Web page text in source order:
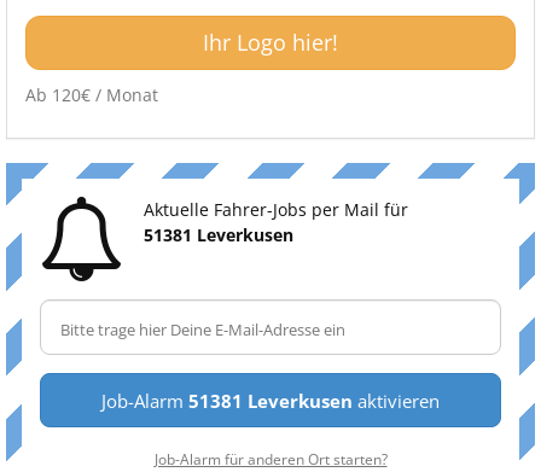
Ihr Logo hier!
Ab 120€ / Monat
Aktuelle Fahrer-Jobs per Mail für
51381 Leverkusen
Job-Alarm 51381 Leverkusen aktivieren
Job-Alarm für anderen Ort starten?